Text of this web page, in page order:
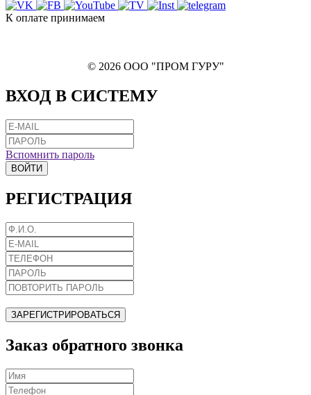
К оплате принимаем
© 2026 ООО "ПРОМ ГУРУ"
ВХОД В СИСТЕМУ
Вспомнить пароль
ВОЙТИ
РЕГИСТРАЦИЯ
ЗАРЕГИСТРИРОВАТЬСЯ
Заказ обратного звонка